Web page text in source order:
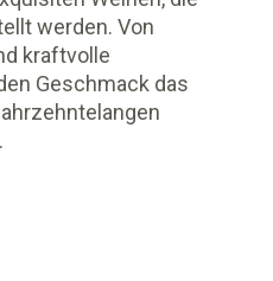
werden. Von
kraftvolle
Geschmack das